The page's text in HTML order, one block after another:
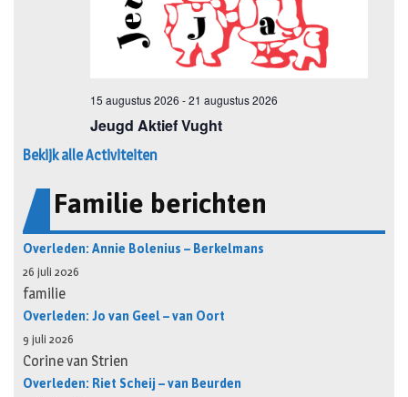
Bekijk alle Activiteiten
Familie berichten
Overleden: Annie Bolenius – Berkelmans
26 juli 2026
familie
Overleden: Jo van Geel – van Oort
9 juli 2026
Corine van Strien
Overleden: Riet Scheij – van Beurden